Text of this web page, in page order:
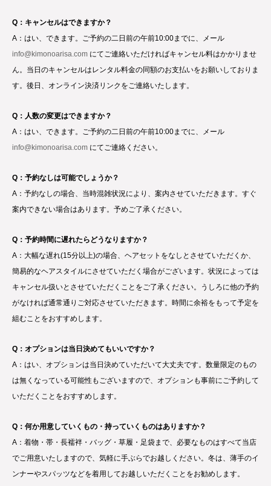
Q：キャンセルはできますか？
A：はい、できます。ご予約の二日前の午前10:00までに、メール
info@kimonoarisa.com にてご連絡いただければキャンセル料はかかりませ
ん。当日のキャンセルはレンタル料金の同額のお支払いをお願いしておりま
す。後日、オンライン決済リンクをご連絡いたします。
Q：人数の変更はできますか？
A：はい、できます。ご予約の二日前の午前10:00までに、メール
info@kimonoarisa.com にてご連絡ください。
Q：予約なしは可能でしょうか？
A：予約なしの場合、当時混雑状況により、案内させていただきます。すぐ
案内できない場合はあります。予めご了承ください。
Q：予約時間に遅れたらどうなりますか？
A：大幅な遅れ(15分以上)の場合、ヘアセットをなしとさせていただくか、
簡易的なヘアスタイルにさせていただく場合がございます。状況によっては
キャンセル扱いとさせていただくことをご了承ください。うしろに他の予約
がなければ通常通りご対応させていただきます。時間に余裕をもって予定を
組むことをおすすめします。
Q：オプションは当日決めてもいいですか？
A：はい、オプションは当日決めていただいて大丈夫です。数量限定のもの
は無くなっている可能性もございますので、オプションも事前にご予約して
いただくことをおすすめします。
Q：何か用意していくもの・持っていくものはありますか？
A：着物・帯・長襦袢・バッグ・草履・足袋まで、必要なものはすべて当店
でご用意いたしますので、気軽に手ぶらでお越しください。冬は、薄手のイ
ンナーやスパッツなどを着用してお越しいただくことをお勧めします。